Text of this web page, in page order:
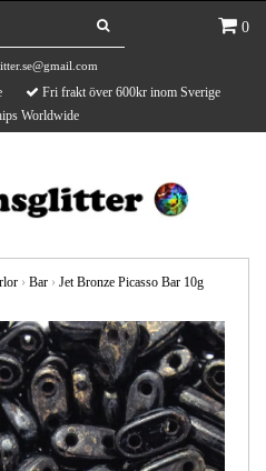
0
Fri frakt över 600kr inom Sverige
Worldwide
› Bar › Jet Bronze Picasso Bar 10g